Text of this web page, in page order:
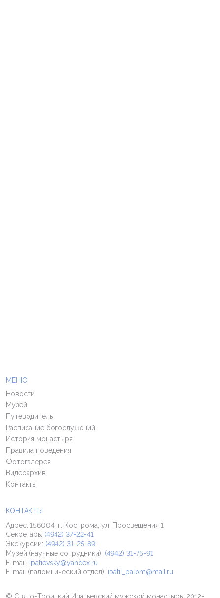
© Свято-Троицкий Ипатьевский мужской монастырь, 2012-
МЕНЮ
Новости
Музей
Путеводитель
Расписание богослужений
История монастыря
Правила поведения
Фотогалерея
Видеоархив
Контакты
КОНТАКТЫ
Адрес: 156004, г. Кострома, ул. Просвещения 1
Секретарь: (4942) 37-22-41
Экскурсии: (4942) 31-25-89
Музей (научные сотрудники): (4942) 31-75-91
E-mail: ipatievsky@yandex.ru
E-mail (паломнический отдел): ipatii_palom@mail.ru